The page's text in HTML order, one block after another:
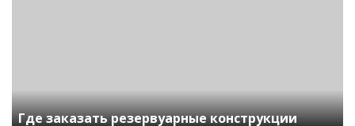
Где заказать резервуарные конструкции